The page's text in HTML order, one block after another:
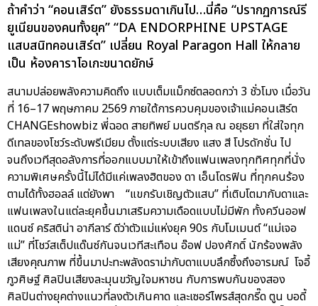
ถ้าคำว่า “คอนเสิร์ต” ยังธรรมดาเกินไป…นี่คือ “ปรากฏการณ์รี
ยูเนียนของคนทั้งยุค” “DA ENDORPHINE UPSTAGE
แสบสนิทคอนเสิร์ต” เปลี่ยน Royal Paragon Hall ให้กลาย
เป็น ห้องคาราโอเกะขนาดยักษ์
สนามปล่อยพลังความคิดถึง แบบเต็มแม็กซ์ตลอดกว่า 3 ชั่วโมง เมื่อวัน
ที่ 16–17 พฤษภาคม 2569 ภายใต้การควบคุมของเจ้าแม่คอนเสิร์ต
CHANGEshowbiz พี่ฉอด สายทิพย์ มนตรีกุล ณ อยุธยา ที่ใส่ใจทุก
ดีเทลของโชว์ระดับพรีเมียม ตั้งแต่ระบบเสียง แสง สี โปรดักชั่น ไป
จนถึงเวทีสุดอลังการที่ออกแบบมาให้เข้าถึงแฟนเพลงทุกทิศทุกที่นั่ง
ความพิเศษครั้งนี้ไม่ได้มีแค่เพลงฮิตของ ดา เอ็นโดรฟิน ที่ทุกคนร้อง
ตามได้ทั้งฮอลล์ แต่ยังพา “แขกรับเชิญตัวแสบ” ที่เติบโตมากับดาและ
แฟนเพลงในแต่ละยุคขึ้นมาเสริมความเดือดแบบไม่มีพัก ทั้งควีนออฟ
แดนซ์ คริสติน่า อากีลาร์ ดีว่าตัวแม่แห่งยุค 90s กับโมเมนต์ “แม่เจอ
แม่” ที่โชว์สเต็ปแด๊นซ์กันจนเวทีสะเทือน อ๊อฟ ปองศักดิ์ นักร้องพลัง
เสียงคุณภาพ ที่ขึ้นมาปะทะพลังดราม่ากับดาแบบลึกซึ้งถึงอารมณ์ โจอี้
ภูวศิษฐ์ ศิลปินเสียงละมุนขวัญใจมหาชน กับการพบกันของสอง
ศิลปินต่างยุคต่างแนวที่ลงตัวเกินคาด และเซอร์ไพรส์สุดกรี๊ด ตูน บอดี้